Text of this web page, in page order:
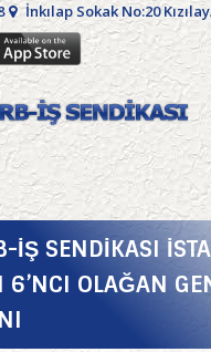
İnkılap Sokak No:20
İŞ SENDİKASI
OLAĞAN